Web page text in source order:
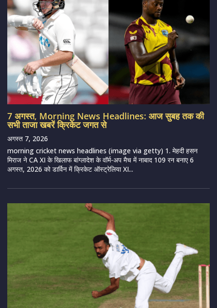
7 अगस्त, Morning News Headlines: आज सुबह तक की
सभी ताजा खबरें क्रिकेट जगत से
अगस्त 7, 2026
morning cricket news headlines (image via getty) 1. मेहदी हसन
मिराज ने CA XI के खिलाफ बांग्लादेश के वॉर्म-अप मैच में नाबाद 109 रन बनाए 6
अगस्त, 2026 को डार्विन में क्रिकेट ऑस्ट्रेलिया XI...